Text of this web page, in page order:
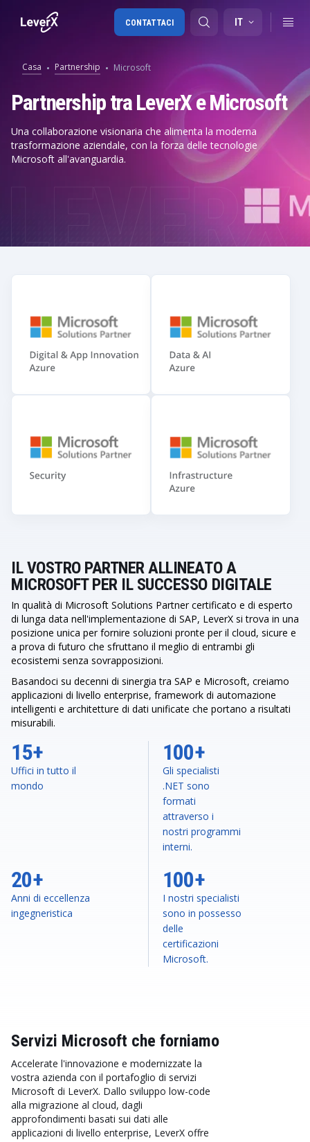
Migrazione a SAP S/4HANA
SAP Ariba
Digital Supply Chain
IT
CONTATTACI
Casa Partnership Microsoft
Partnership tra LeverX e Microsoft
Una collaborazione visionaria che alimenta la moderna
trasformazione aziendale, con la forza delle tecnologie
Microsoft all'avanguardia.
IL VOSTRO PARTNER ALLINEATO A
MICROSOFT PER IL SUCCESSO DIGITALE
In qualità di Microsoft Solutions Partner certificato e di esperto
di lunga data nell'implementazione di SAP, LeverX si trova in una
posizione unica per fornire soluzioni pronte per il cloud, sicure e
a prova di futuro che sfruttano il meglio di entrambi gli
ecosistemi senza sovrapposizioni.
Basandoci su decenni di sinergia tra SAP e Microsoft, creiamo
applicazioni di livello enterprise, framework di automazione
intelligenti e architetture di dati unificate che portano a risultati
misurabili.
20+
Anni di eccellenza
ingegneristica
15+
Uffici in tutto il
mondo
100+
Gli specialisti
.NET sono
formati
attraverso i
nostri programmi
interni.
100+
I nostri specialisti
sono in possesso
delle
certificazioni
Microsoft.
Servizi Microsoft che forniamo
Accelerate l'innovazione e modernizzate la
vostra azienda con il portafoglio di servizi
Microsoft di LeverX. Dallo sviluppo low-code
alla migrazione al cloud, dagli
approfondimenti basati sui dati alle
applicazioni di livello enterprise, LeverX offre